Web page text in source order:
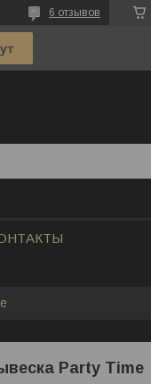
6 отзывов
Party Time